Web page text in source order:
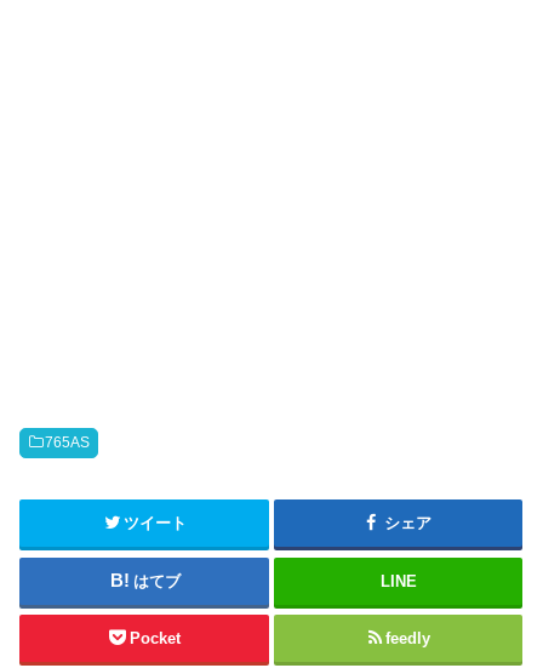
765AS
ツイート シェア
はてブ LINE
Pocket feedly